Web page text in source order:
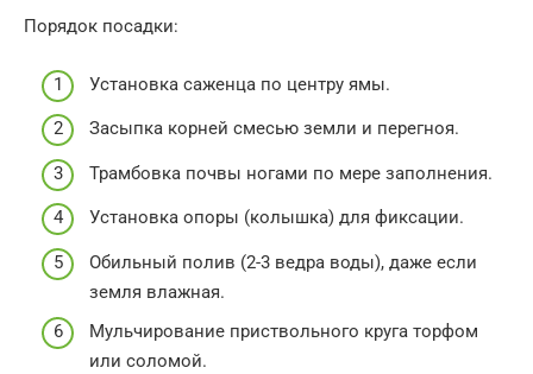
Порядок посадки:
Установка саженца по центру ямы.
Засыпка корней смесью земли и перегноя.
Трамбовка почвы ногами по мере заполнения.
Установка опоры (колышка) для фиксации.
Обильный полив (2-3 ведра воды), даже если
земля влажная.
Мульчирование приствольного круга торфом
или соломой.